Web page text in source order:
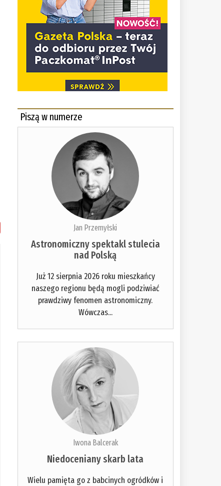
Piszą w numerze
Jan Przemyłski
Astronomiczny spektakl stulecia
nad Polską
Już 12 sierpnia 2026 roku mieszkańcy
naszego regionu będą mogli podziwiać
prawdziwy fenomen astronomiczny.
Wówczas...
Iwona Balcerak
Niedoceniany skarb lata
Wielu pamięta go z babcinych ogródków i